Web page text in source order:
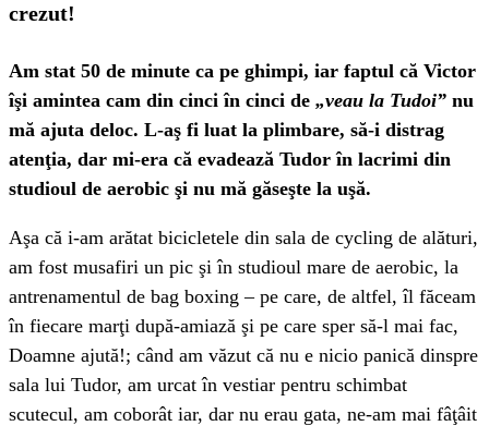
crezut!
Am stat 50 de minute ca pe ghimpi, iar faptul că Victor
îşi amintea cam din cinci în cinci de „veau la Tudoi” nu
mă ajuta deloc. L-aş fi luat la plimbare, să-i distrag
atenţia, dar mi-era că evadează Tudor în lacrimi din
studioul de aerobic şi nu mă găseşte la uşă.
Aşa că i-am arătat bicicletele din sala de cycling de alături,
am fost musafiri un pic şi în studioul mare de aerobic, la
antrenamentul de bag boxing – pe care, de altfel, îl făceam
în fiecare marţi după-amiază şi pe care sper să-l mai fac,
Doamne ajută!; când am văzut că nu e nicio panică dinspre
sala lui Tudor, am urcat în vestiar pentru schimbat
scutecul, am coborât iar, dar nu erau gata, ne-am mai fâţâit